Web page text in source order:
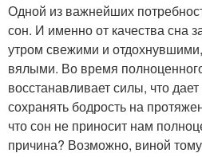
Одной из важнейших
сон. И именно от качества сна
утром свежими и
вялыми. Во время
восстанавливает силы, что
сохранять бодрость на
что сон не приносит нам
причина? Возможно, виной